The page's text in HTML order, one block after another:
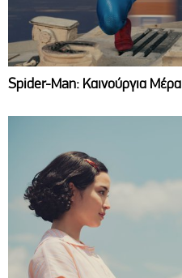
Spider-Man: Καινούργια Μέρα